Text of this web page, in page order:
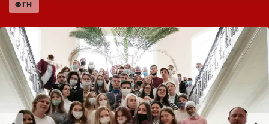
Студенческая жизнь
Сведения об
образовательной
организации
ФГН